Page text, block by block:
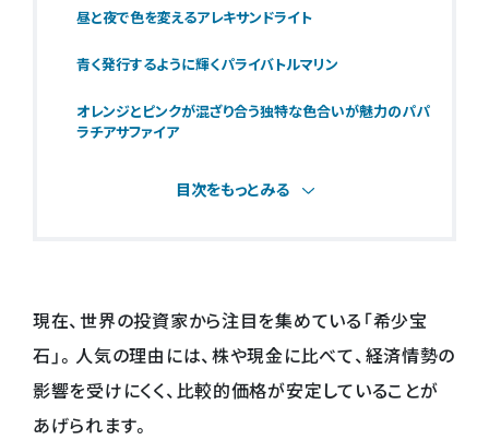
昼と夜で色を変えるアレキサンドライト
青く発行するように輝くパライバトルマリン
オレンジとピンクが混ざり合う独特な色合いが魅力のパパ
ラチアサファイア
目次をもっとみる
現在、世界の投資家から注目を集めている「希少宝
石」。人気の理由には、株や現金に比べて、経済情勢の
影響を受けにくく、比較的価格が安定していることが
あげられます。